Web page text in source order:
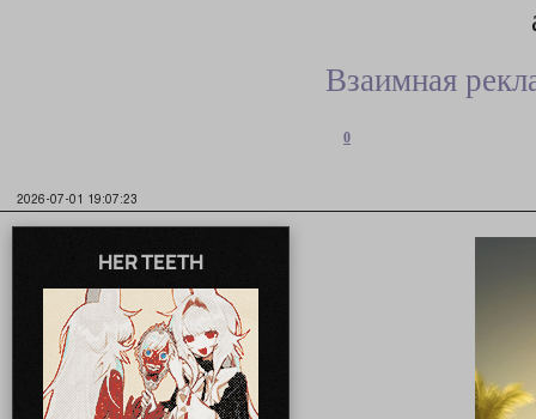
Взаимная
0
2026-07-01 19:07:23
HER TEETH